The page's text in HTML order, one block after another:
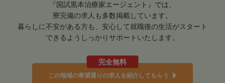
『国試黒本治療家エージェント』では、
寮完備の求人も多数掲載しています。
暮らしに不安がある方も、安心して就職後の生活がスタート
できるようしっかりサポートいたします。
完全無料
この地域の希望通りの求人を紹介してもらう